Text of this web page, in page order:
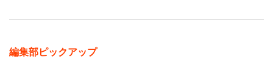
編集部ピックアップ